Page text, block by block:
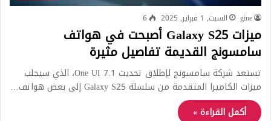
gine السبت, 1 فبراير, 2025 6
ميزات Galaxy S25 أصبحت في هواتف
سامسونج القديمة تفاصيل مثيرة
تستعد شركة سامسونج لإطلاق تحديث One UI 7.1، الذي سيجلب
ميزات الكاميرا المتقدمة من سلسلة Galaxy S25 إلى بعض هواتف…
أكمل القراءة »